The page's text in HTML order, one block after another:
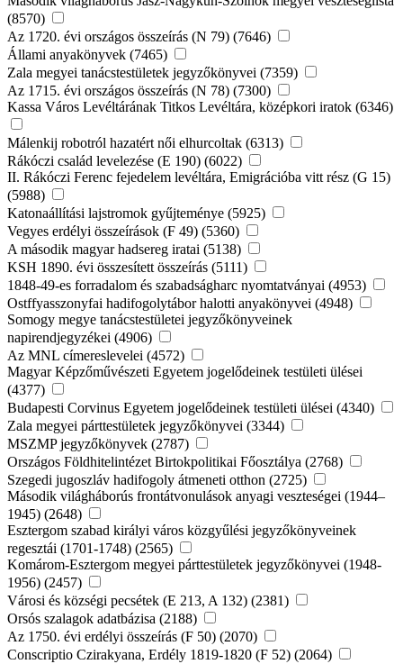
(8570)
Az 1720. évi országos összeírás (N 79) (7646)
Állami anyakönyvek (7465)
Zala megyei tanácstestületek jegyzőkönyvei (7359)
Az 1715. évi országos összeírás (N 78) (7300)
Kassa Város Levéltárának Titkos Levéltára, középkori iratok (6346)
Málenkij robotról hazatért női elhurcoltak (6313)
Rákóczi család levelezése (E 190) (6022)
II. Rákóczi Ferenc fejedelem levéltára, Emigrációba vitt rész (G 15)
(5988)
Katonaállítási lajstromok gyűjteménye (5925)
Vegyes erdélyi összeírások (F 49) (5360)
A második magyar hadsereg iratai (5138)
KSH 1890. évi összesített összeírás (5111)
1848-49-es forradalom és szabadságharc nyomtatványai (4953)
Ostffyasszonyfai hadifogolytábor halotti anyakönyvei (4948)
Somogy megye tanácstestületei jegyzőkönyveinek
napirendjegyzékei (4906)
Az MNL címereslevelei (4572)
Magyar Képzőművészeti Egyetem jogelődeinek testületi ülései
(4377)
Budapesti Corvinus Egyetem jogelődeinek testületi ülései (4340)
Zala megyei párttestületek jegyzőkönyvei (3344)
MSZMP jegyzőkönyvek (2787)
Országos Földhitelintézet Birtokpolitikai Főosztálya (2768)
Szegedi jugoszláv hadifogoly átmeneti otthon (2725)
Második világháborús frontátvonulások anyagi veszteségei (1944–
1945) (2648)
Esztergom szabad királyi város közgyűlési jegyzőkönyveinek
regesztái (1701-1748) (2565)
Komárom-Esztergom megyei párttestületek jegyzőkönyvei (1948-
1956) (2457)
Városi és községi pecsétek (E 213, A 132) (2381)
Orsós szalagok adatbázisa (2188)
Az 1750. évi erdélyi összeírás (F 50) (2070)
Conscriptio Czirakyana, Erdély 1819-1820 (F 52) (2064)